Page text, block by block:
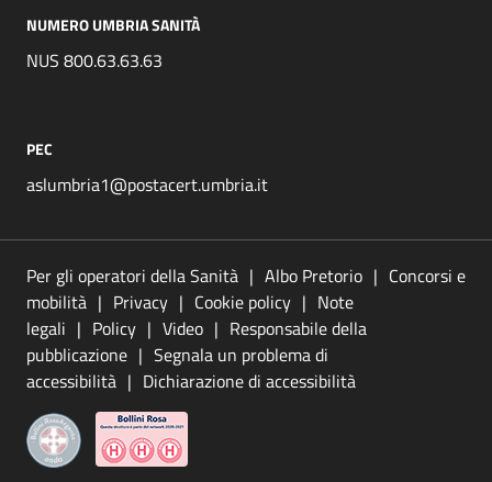
NUMERO UMBRIA SANITÀ
NUS 800.63.63.63
PEC
aslumbria1@postacert.umbria.it
Per gli operatori della Sanità Albo Pretorio
Concorsi e
mobilità
Privacy Cookie policy
Note
legali
Policy Video
Responsabile della
pubblicazione
Segnala un problema di
accessibilità
Dichiarazione di accessibilità